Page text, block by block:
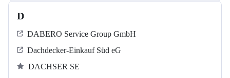
D
DABERO Service Group GmbH
Dachdecker-Einkauf Süd eG
DACHSER SE